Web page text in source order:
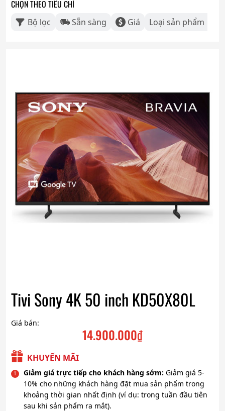
CHỌN THEO TIÊU CHÍ
Bộ lọc Sẵn sàng Giá Loại sản phẩm
Tivi Sony 4K 50 inch KD50X80L
Giá bán:
14.900.000₫
KHUYẾN MÃI
Giảm giá trực tiếp cho khách hàng sớm: Giảm giá 5-
10% cho những khách hàng đặt mua sản phẩm trong
khoảng thời gian nhất định (ví dụ: trong tuần đầu tiên
sau khi sản phẩm ra mắt).